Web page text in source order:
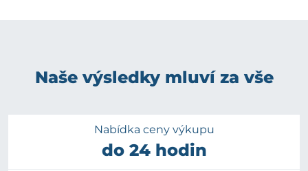
Naše výsledky mluví za vše
Nabídka ceny výkupu
do 24 hodin